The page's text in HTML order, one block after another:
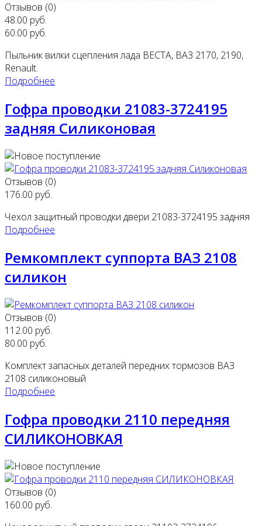
Отзывов (0)
48.00 руб.
60.00 руб.
Пыльник вилки сцепления лада ВЕСТА, ВАЗ 2170, 2190,
Renault.
Подробнее
Гофра проводки 21083-3724195
задняя Силиконовая
Отзывов (0)
176.00 руб.
Чехол защитный проводки двери 21083-3724195 задняя
Подробнее
Ремкомплект суппорта ВАЗ 2108
силикон
Отзывов (0)
112.00 руб.
80.00 руб.
Комплект запасных деталей передних тормозов ВАЗ
2108 силиконовый
Подробнее
Гофра проводки 2110 передняя
СИЛИКОНОВКАЯ
Отзывов (0)
160.00 руб.